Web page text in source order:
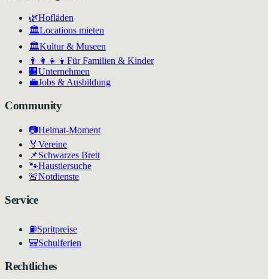
🌿Hofläden
🏛️Locations mieten
🏛Kultur & Museen
👨‍👩‍👧‍👦 Für Familien & Kinder
🏢 Unternehmen
💼Jobs & Ausbildung
Community
📷Heimat-Moment
🏅 Vereine
📌Schwarzes Brett
🐾Haustiersuche
🚨Notdienste
Service
⛽Spritpreise
🎒Schulferien
Rechtliches